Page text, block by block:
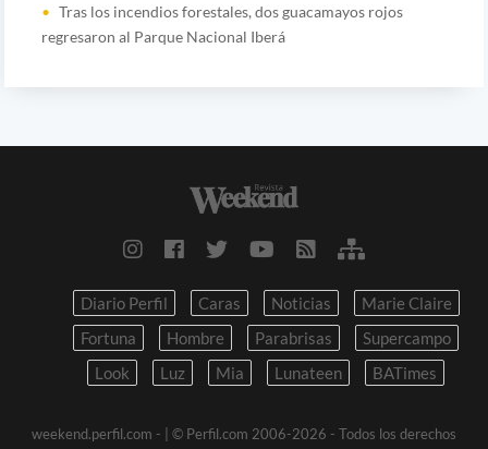
Tras los incendios forestales, dos guacamayos rojos
regresaron al Parque Nacional Iberá
Diario Perfil Caras Noticias
Marie Claire
Fortuna
Hombre Parabrisas
Supercampo
Look
Luz Mia Lunateen BATimes
weekend.perfil.com -
| © Perfil.com 2006-2026 - Todos los derechos